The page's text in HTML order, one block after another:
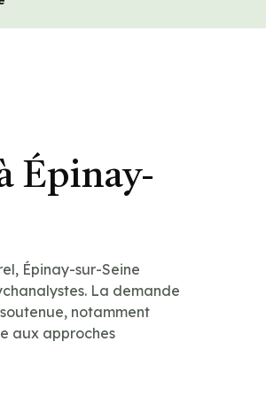
Épinay-
Épinay-sur-Seine
La demande
notamment
aux approches